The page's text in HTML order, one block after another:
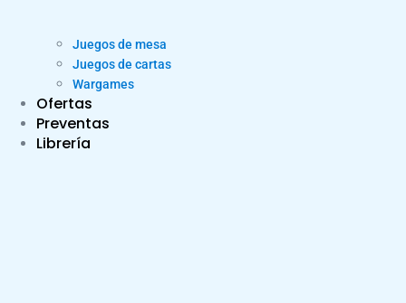
Juegos de mesa
Juegos de cartas
Wargames
Ofertas
Preventas
Librería